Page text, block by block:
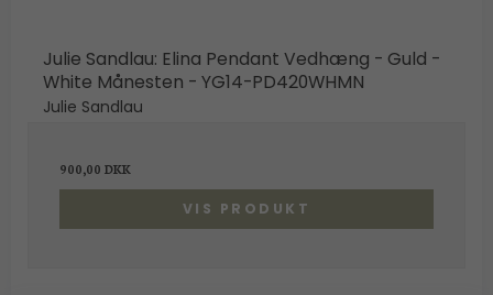
Julie Sandlau: Elina Pendant Vedhæng - Guld -
White Månesten - YG14-PD420WHMN
Julie Sandlau
900,00 DKK
VIS PRODUKT